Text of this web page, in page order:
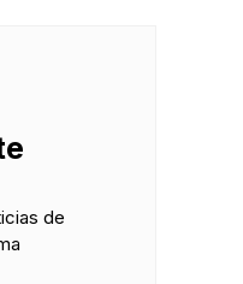
de